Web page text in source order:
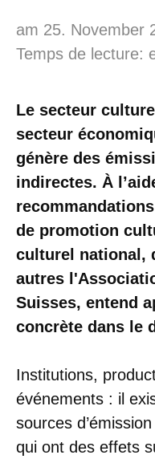
am 25. November
Temps de lecture:
Le secteur
secteur
génère des
indirectes. À
de promotion
culturel national,
autres
Suisses, entend
concrète dans le
Institutions,
événements : il
sources
qui ont des effets